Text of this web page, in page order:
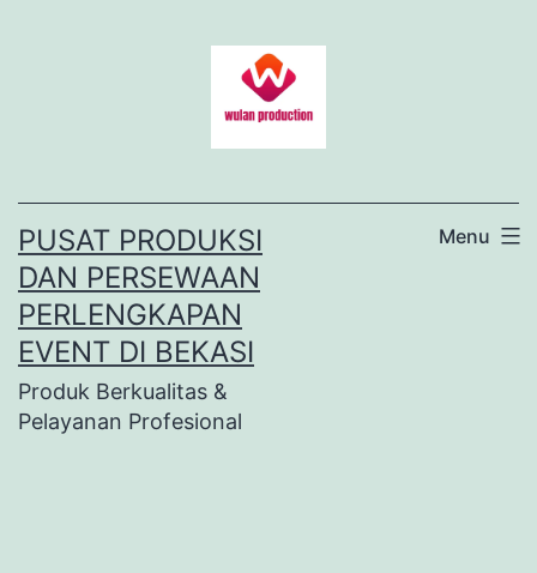
PUSAT PRODUKSI
DAN PERSEWAAN
PERLENGKAPAN
EVENT DI BEKASI
Produk Berkualitas &
Pelayanan Profesional
Menu